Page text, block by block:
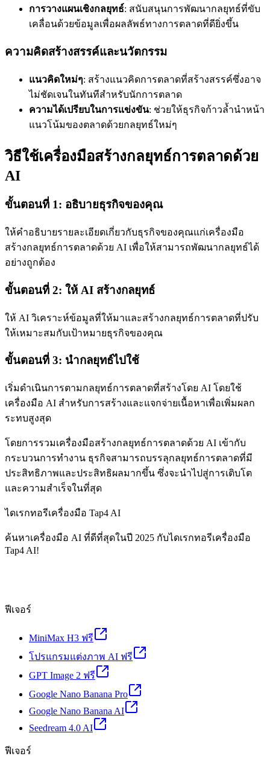
การวางแผนเชิงกลยุทธ์: สนับสนุนการพัฒนากลยุทธ์ที่ขับ
เคลื่อนด้วยข้อมูลเพื่อผลลัพธ์ทางการตลาดที่ดียิ่งขึ้น
ความคิดสร้างสรรค์และนวัตกรรม
แนวคิดใหม่ๆ: สร้างแนวคิดการตลาดที่สร้างสรรค์ซึ่งอาจ
ไม่ชัดเจนในทันทีสำหรับนักการตลาด
ความได้เปรียบในการแข่งขัน: ช่วยให้ธุรกิจก้าวล้ำนำหน้า
แนวโน้มของตลาดด้วยกลยุทธ์ใหม่ๆ
วิธีใช้เครื่องมือสร้างกลยุทธ์การตลาดด้วย
AI
ขั้นตอนที่ 1: อธิบายธุรกิจของคุณ
ให้คำอธิบายรายละเอียดเกี่ยวกับธุรกิจของคุณแก่เครื่องมือ
สร้างกลยุทธ์การตลาดด้วย AI เพื่อให้สามารถพัฒนากลยุทธ์ได้
อย่างถูกต้อง
ขั้นตอนที่ 2: ให้ AI สร้างกลยุทธ์
ให้ AI วิเคราะห์ข้อมูลที่ให้มาและสร้างกลยุทธ์การตลาดที่ปรับ
ให้เหมาะสมกับเป้าหมายธุรกิจของคุณ
ขั้นตอนที่ 3: นำกลยุทธ์ไปใช้
เริ่มดำเนินการตามกลยุทธ์การตลาดที่สร้างโดย AI โดยใช้
เครื่องมือ AI สำหรับการสร้างและแจกจ่ายเนื้อหาเพื่อเพิ่มผลก
ระทบสูงสุด
โดยการรวมเครื่องมือสร้างกลยุทธ์การตลาดด้วย AI เข้ากับ
กระบวนการทำงาน ธุรกิจสามารถบรรลุกลยุทธ์การตลาดที่มี
ประสิทธิภาพและประสิทธิผลมากขึ้น ซึ่งจะนำไปสู่การเติบโต
และความสำเร็จในที่สุด
ไดเรกทอรีเครื่องมือ Tap4 AI
ค้นหาเครื่องมือ AI ที่ดีที่สุดในปี 2025 กับไดเรกทอรีเครื่องมือ
Tap4 AI!
ฟีเจอร์
MiniMax H3 ฟรี
โปรแกรมแต่งภาพ AI ฟรี
GPT Image 2 ฟรี
Google Nano Banana Pro
Google Nano Banana AI
Seedream 4.0 AI
ฟีเจอร์